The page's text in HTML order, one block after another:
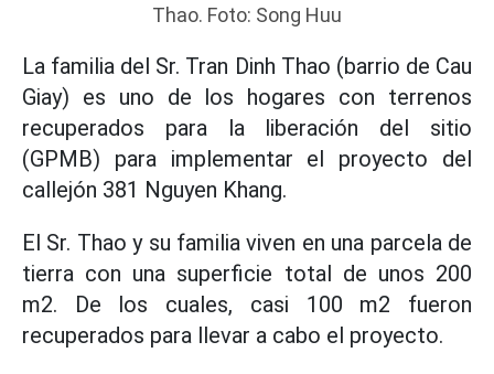
Thao. Foto: Song Huu
La familia del Sr. Tran Dinh Thao (barrio de Cau
Giay) es uno de los hogares con terrenos
recuperados para la liberación del sitio
(GPMB) para implementar el proyecto del
callejón 381 Nguyen Khang.
El Sr. Thao y su familia viven en una parcela de
tierra con una superficie total de unos 200
m2. De los cuales, casi 100 m2 fueron
recuperados para llevar a cabo el proyecto.